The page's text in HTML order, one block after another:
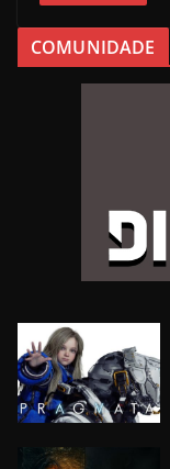
COMUNIDADE